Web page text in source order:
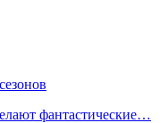
фантастические…